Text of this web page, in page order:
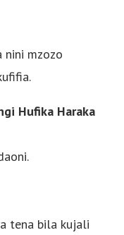
nini mzozo
Hufika Haraka
tena bila kujali